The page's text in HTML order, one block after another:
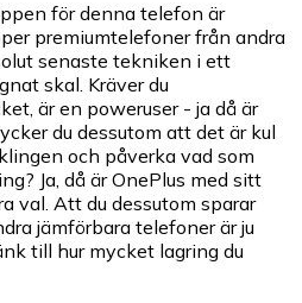
för denna telefon är
premiumtelefoner från andra
senaste tekniken i ett
skal. Kräver du
är en poweruser - ja då är
du dessutom att det är kul
och påverka vad som
Ja, då är OnePlus med sitt
val. Att du dessutom sparar
jämförbara telefoner är ju
till hur mycket lagring du